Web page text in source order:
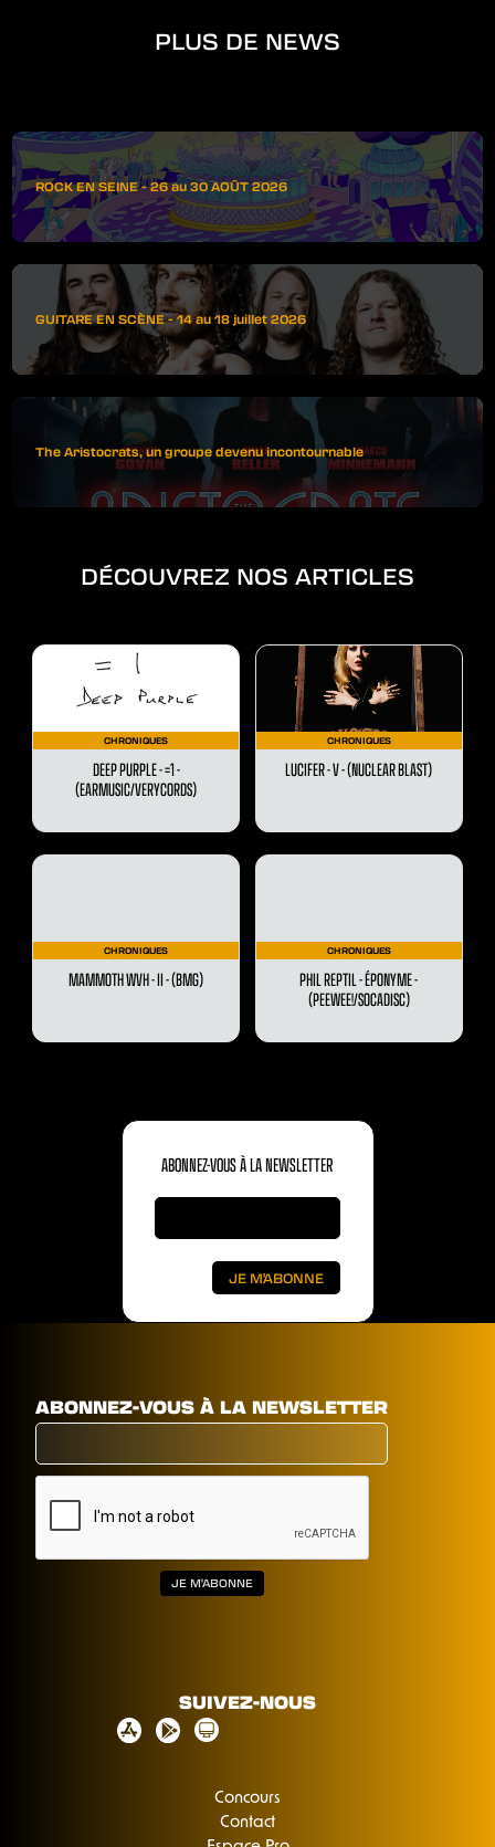
PLUS DE NEWS
ROCK EN SEINE - 26 au 30 AOÛT 2026
GUITARE EN SCÈNE - 14 au 18 juillet 2026
The Aristocrats, un groupe devenu incontournable
DÉCOUVREZ NOS ARTICLES
CHRONIQUES
DEEP PURPLE - =1 -
(EARMUSIC/VERYCORDS)
CHRONIQUES
LUCIFER - V - (NUCLEAR BLAST)
CHRONIQUES
MAMMOTH WVH - II - (BMG)
CHRONIQUES
PHIL REPTIL - ÉPONYME -
(PEEWEE!/SOCADISC)
ABONNEZ-VOUS À LA NEWSLETTER
ABONNEZ-VOUS À LA NEWSLETTER
SUIVEZ-NOUS
Concours
Contact